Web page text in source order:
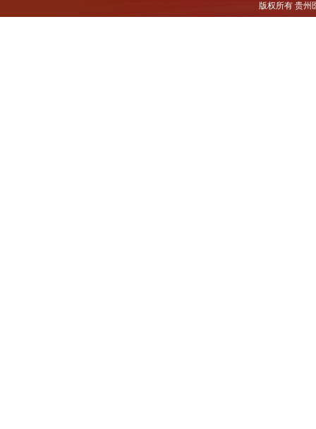
版权所有 贵州